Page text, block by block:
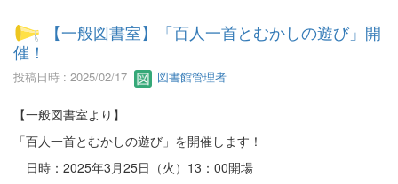
【一般図書室】「百人一首とむかしの遊び」開
催！
投稿日時 : 2025/02/17 図書館管理者
【一般図書室より】
「百人一首とむかしの遊び」を開催します！
日時：2025年3月25日（火）13：00開場